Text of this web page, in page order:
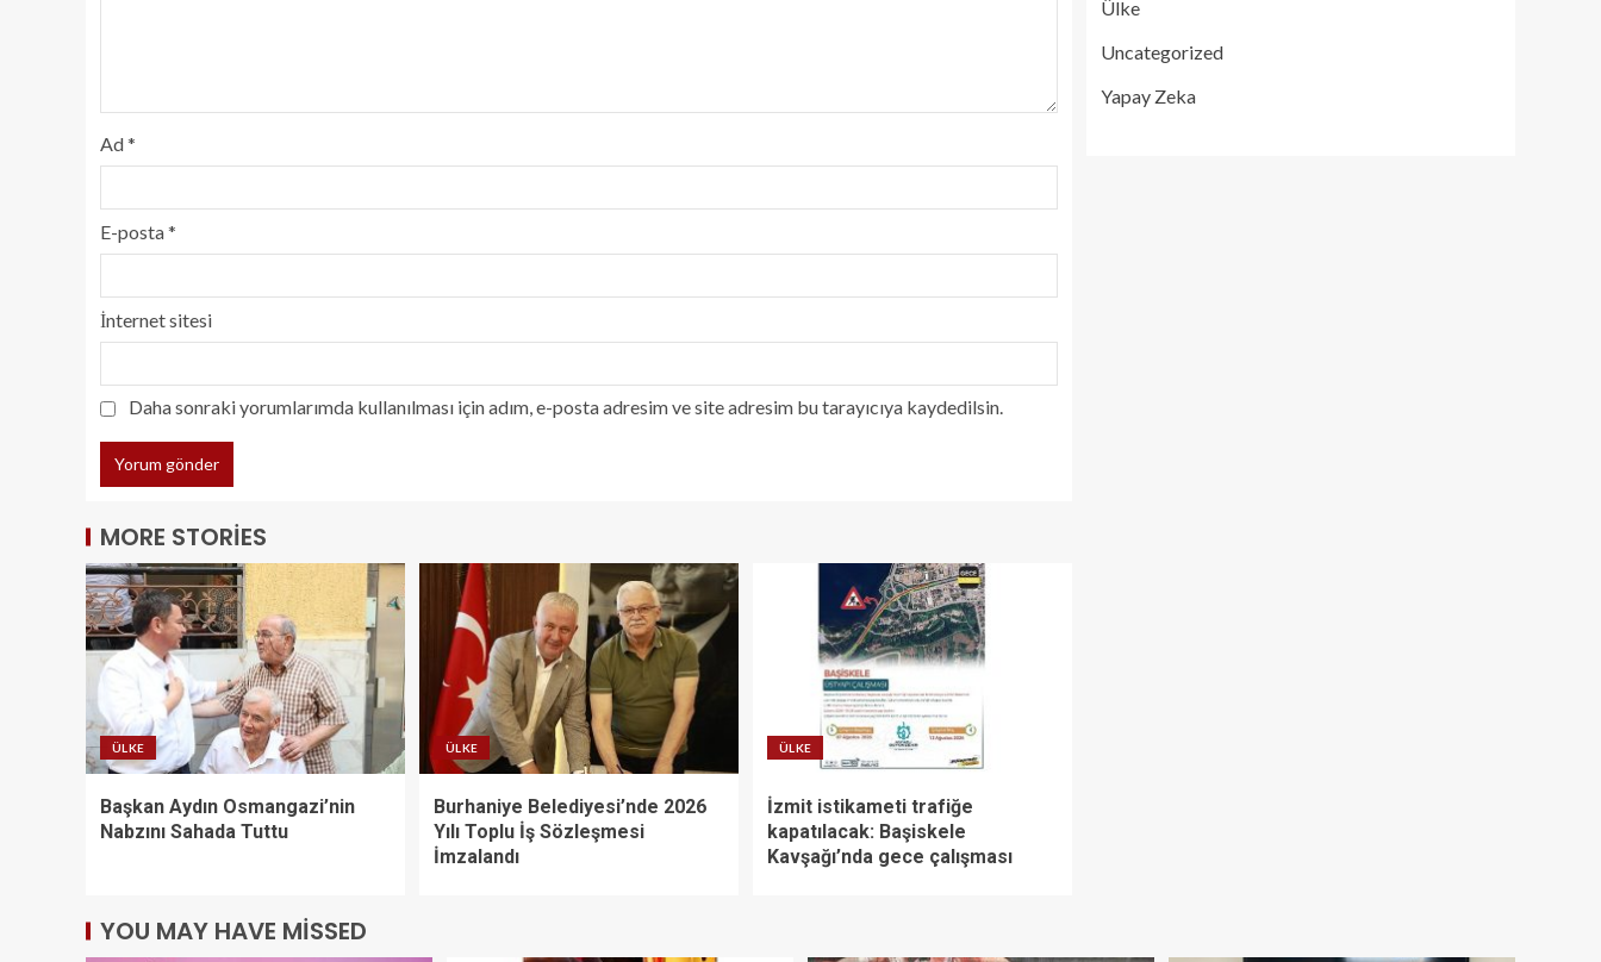
Ad*
E-posta*
İnternet sitesi
Daha sonraki yorumlarımda kullanılması için adım, e-posta adresim ve site adresim bu tarayıcıya kaydedilsin.
MORE STORIES
ÜLKE
Başkan Aydın Osmangazi’nin
Nabzını Sahada Tuttu
ÜLKE
Burhaniye Belediyesi’nde 2026
Yılı Toplu İş Sözleşmesi
İmzalandı
ÜLKE
İzmit istikameti trafiğe
kapatılacak: Başiskele
Kavşağı’nda gece çalışması
Ülke
Uncategorized
Yapay Zeka
YOU MAY HAVE MISSED